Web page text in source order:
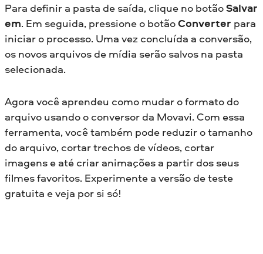
Para definir a pasta de saída, clique no botãoSalvar
em. Em seguida, pressione o botãoConverter para
iniciar o processo. Uma vez concluída a conversão,
os novos arquivos de mídia serão salvos na pasta
selecionada.
Agora você aprendeu como mudar o formato do
arquivo usando o conversor da Movavi. Com essa
ferramenta, você também pode reduzir o tamanho
do arquivo, cortar trechos de vídeos, cortar
imagens e até criar animações a partir dos seus
filmes favoritos. Experimente a versão de teste
gratuita e veja por si só!